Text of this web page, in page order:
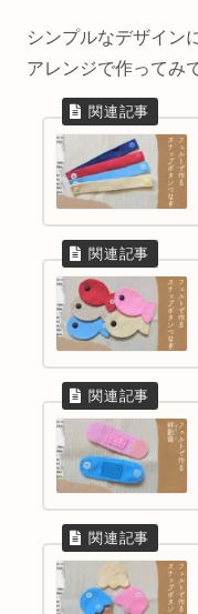
シンプルなデザイン
アレンジで作ってみ